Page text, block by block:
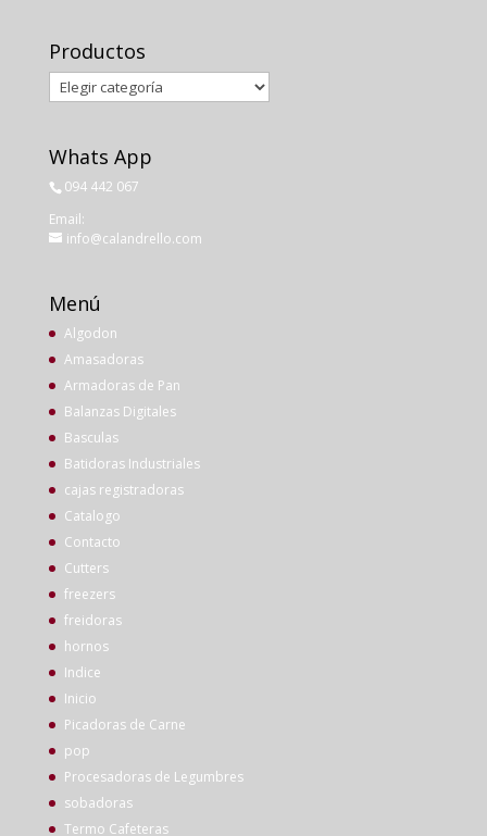
Productos
Productos
Whats App
094 442 067
Email:
info@calandrello.com
Menú
Algodon
Amasadoras
Armadoras de Pan
Balanzas Digitales
Basculas
Batidoras Industriales
cajas registradoras
Catalogo
Contacto
Cutters
freezers
freidoras
hornos
Indice
Inicio
Picadoras de Carne
pop
Procesadoras de Legumbres
sobadoras
Termo Cafeteras